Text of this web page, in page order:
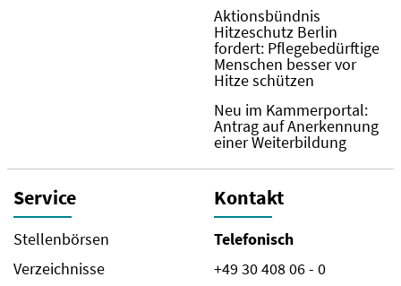
Aktionsbündnis
Hitzeschutz Berlin
fordert: Pflegebedürftige
Menschen besser vor
Hitze schützen
Neu im Kammerportal:
Antrag auf Anerkennung
einer Weiterbildung
Service
Stellenbörsen
Verzeichnisse
Kontakt
Telefonisch
+49 30 408 06 - 0